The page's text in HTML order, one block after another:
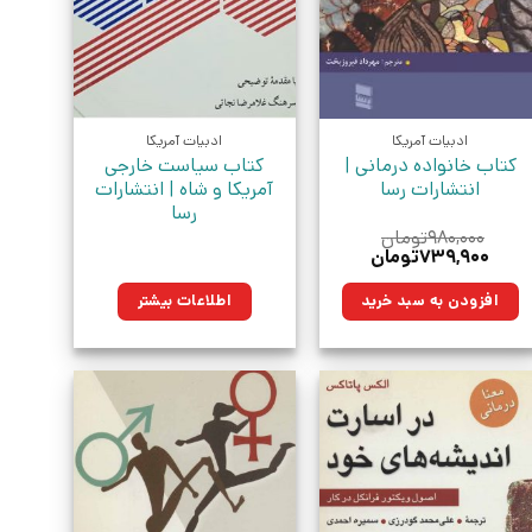
ادبیات آمریکا
کتاب خانواده درمانی |
انتشارات رسا
۹۸۰,۰۰۰تومان
قیمت
۹۸۰,۰۰۰تومان
بود.
۷۳۹,۹۰۰تومانقیمت
۷۳۹,۹۰۰تومان.افزودن به سبد خرید
ادبیات آمریکا
کتاب سیاست خارجی
آمریکا و شاه | انتشارات
رسا
اطلاعات بیشتر